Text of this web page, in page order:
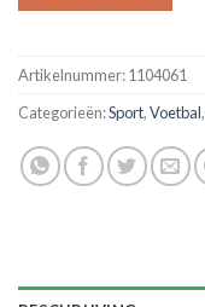
Artikelnummer:1104061
Categorieën:Sport,Voetbal,